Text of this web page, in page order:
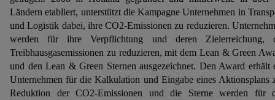
Ländern etabliert, unterstützt die Kampagne Unternehmen in
und Logistik dabei, ihre CO2-Emissionen zu reduzieren.
werden für ihre Verpflichtung und deren Zielerreichung,
Treibhausgasemissionen zu reduzieren, mit dem Lean & Green
und den Lean & Green Sternen ausgezeichnet. Den Award erhält
Unternehmen für die Kalkulation und Eingabe eines Aktionsplans
Reduktion der CO2-Emissionen und die Sterne werden für
Speicherdauer der Daten und zu deinem Recht, deine
Einwilligung jederzeit mit Wirkung für die Zukunft zu
widerrufen, findest du in unseren
Datenschutzbestimmungen.
Die Impressen findest du hier.